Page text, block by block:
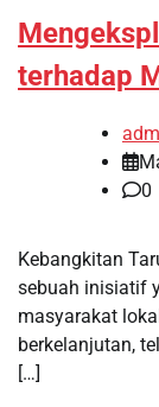
terhadap
0
Kebangkitan
sebuah inisiatif
masyarakat
berkelanjutan,
[…]